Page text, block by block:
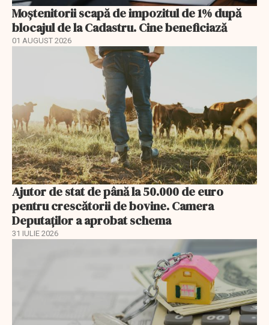
Moștenitorii scapă de impozitul de 1% după
blocajul de la Cadastru. Cine beneficiază
01 AUGUST 2026
Ajutor de stat de până la 50.000 de euro
pentru crescătorii de bovine. Camera
Deputaților a aprobat schema
31 IULIE 2026